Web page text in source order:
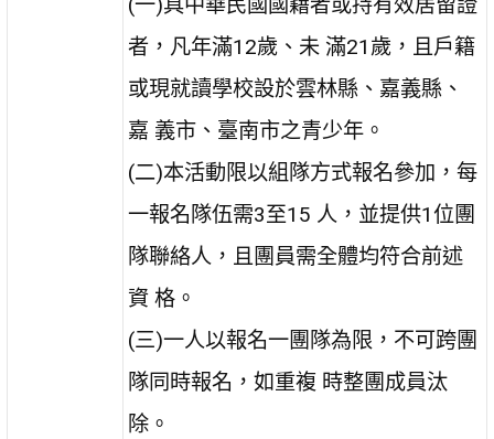
(一)具中華民國國籍者或持有效居留證
者，凡年滿12歲、未 滿21歲，且戶籍
或現就讀學校設於雲林縣、嘉義縣、
嘉 義市、臺南市之青少年。
(二)本活動限以組隊方式報名參加，每
一報名隊伍需3至15 人，並提供1位團
隊聯絡人，且團員需全體均符合前述
資 格。
(三)一人以報名一團隊為限，不可跨團
隊同時報名，如重複 時整團成員汰
除。